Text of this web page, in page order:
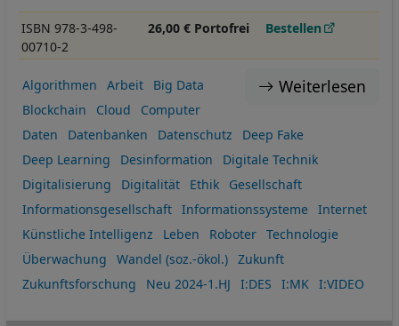
ISBN 978-3-498-
00710-2
26,00 € Portofrei Bestellen
Weiterlesen
Algorithmen Arbeit
Big Data
Blockchain
Cloud
Computer
Daten
Datenbanken Datenschutz
Deep Fake
Deep Learning
Desinformation
Digitale Technik
Digitalisierung
Digitalität Ethik
Gesellschaft
Informationsgesellschaft
Informationssysteme
Internet
Künstliche Intelligenz
Leben Roboter
Technologie
Überwachung
Wandel (soz.-ökol.)
Zukunft
Zukunftsforschung
Neu 2024-1.HJ I:DES I:MK I:VIDEO